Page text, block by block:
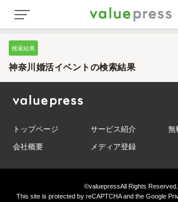
検索結果
神奈川婚活イベントの検索結果
トップページ サービス紹介
無
会社概要
メディア登録
©valuepressAll Rights Reserved.
This site is protected by reCAPTCHA and the Google